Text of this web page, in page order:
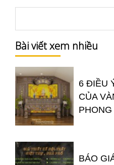
Bài viết xem nhiều
6 ĐIỀU
CỦA
BÁO